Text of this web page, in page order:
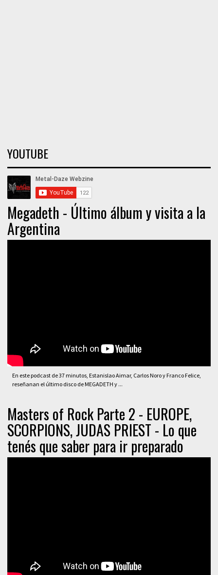
YOUTUBE
Megadeth - Último álbum y visita a la
Argentina
En este podcast de 37 minutos, Estanislao Aimar, Carlos Noro y Franco Felice,
reseñanan el último disco de MEGADETH y ...
Masters of Rock Parte 2 - EUROPE,
SCORPIONS, JUDAS PRIEST - Lo que
tenés que saber para ir preparado